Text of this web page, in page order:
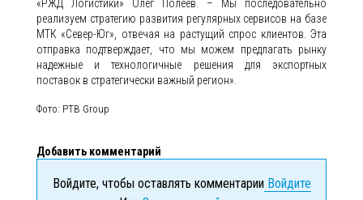
«РЖД Логистики» Олег Полеев. – Мы последовательно
реализуем стратегию развития регулярных сервисов на базе
МТК «Север-Юг», отвечая на растущий спрос клиентов. Эта
отправка подтверждает, что мы можем предлагать рынку
надежные и технологичные решения для экспортных
поставок в стратегически важный регион».
Фото: PTB Group
Добавить комментарий
Войдите, чтобы оставлять комментарииВойдите